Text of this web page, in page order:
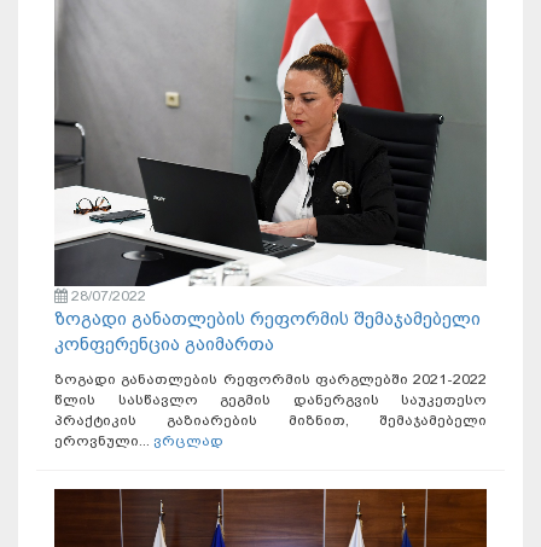
28/07/2022
ზოგადი განათლების რეფორმის შემაჯამებელი
კონფერენცია გაიმართა
ზოგადი განათლების რეფორმის ფარგლებში 2021-2022
წლის სასწავლო გეგმის დანერგვის საუკეთესო
პრაქტიკის გაზიარების მიზნით, შემაჯამებელი
ეროვნული... ვრცლად